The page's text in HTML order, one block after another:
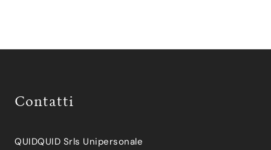
Contatti
QUIDQUID Srls Unipersonale